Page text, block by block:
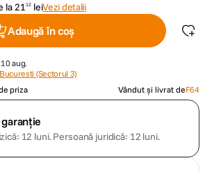
la2112 leiVezi detalii
Adaugă în coș
aug.
Bucuresti (Sectorul 3)
priza
Vândut și livrat deF64
12 luni.Persoană juridică: 12 luni.